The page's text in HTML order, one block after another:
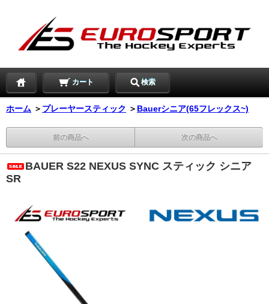
カート 検索
ホーム ＞ プレーヤースティック ＞ Bauerシニア(65フレックス~)
前の商品へ 次の商品へ
BAUER S22 NEXUS SYNC スティック シニア
SR